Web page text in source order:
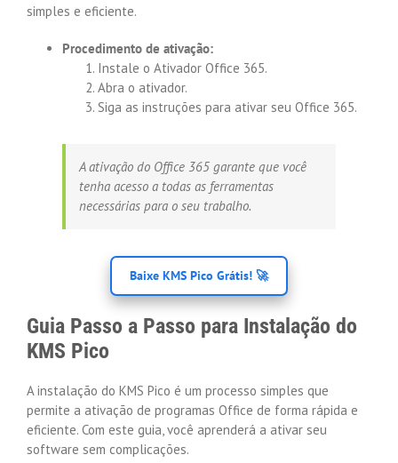
simples e eficiente.
Procedimento de ativação:
Instale o Ativador Office 365.
Abra o ativador.
Siga as instruções para ativar seu Office 365.
A ativação do Office 365 garante que você
tenha acesso a todas as ferramentas
necessárias para o seu trabalho.
Baixe KMS Pico Grátis! 🚀
Guia Passo a Passo para Instalação do
KMS Pico
A instalação do KMS Pico é um processo simples que
permite a ativação de programas Office de forma rápida e
eficiente. Com este guia, você aprenderá a ativar seu
software sem complicações.